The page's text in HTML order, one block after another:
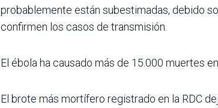
probablemente están subestimadas, debido
confirmen los casos de transmisión.
El ébola ha causado más de 15.000 muertes
El brote más mortífero registrado en la RDC